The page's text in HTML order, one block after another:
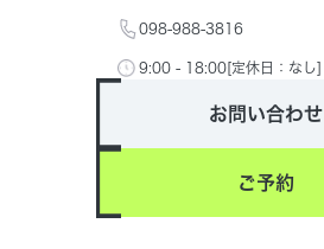
098-988-3816
9:00 - 18:00[定休日：なし]
お問い合わせ
ご予約